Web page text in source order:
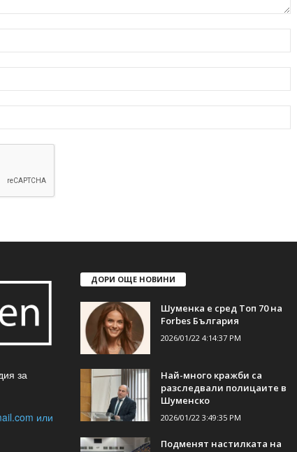
за
или
ДОРИ ОЩЕ НОВИНИ
Шуменка е сред Топ 70 на
Forbes България
2026/01/22 4:14:37 PM
Най-много кражби са
разследвали полицаите в
Шуменско
2026/01/22 3:49:35 PM
Подменят настилката на